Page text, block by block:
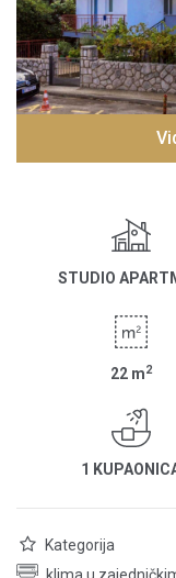
STUDIO
22 m2
1
Kategorija
klima u